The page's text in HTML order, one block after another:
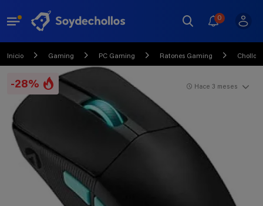
0
Inicio Gaming PC Gaming Ratones Gaming Chollo
-28% Hace 3 meses